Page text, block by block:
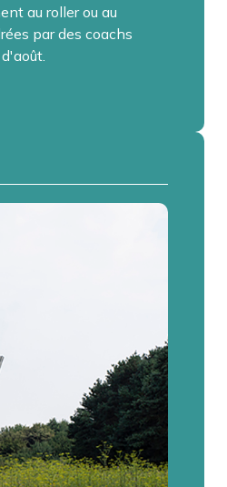
au roller ou au
par des coachs